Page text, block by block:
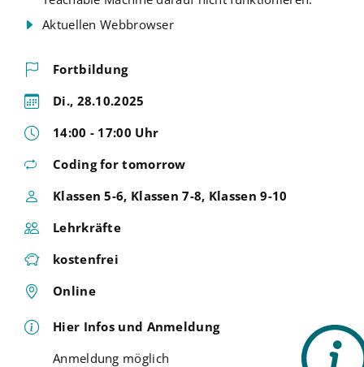
Aktuellen Webbrowser
Fortbildung
Di., 28.10.2025
14:00 - 17:00 Uhr
Coding for tomorrow
Klassen 5-6, Klassen 7-8, Klassen 9-10
Lehrkräfte
kostenfrei
Online
Hier Infos und Anmeldung
Anmeldung möglich